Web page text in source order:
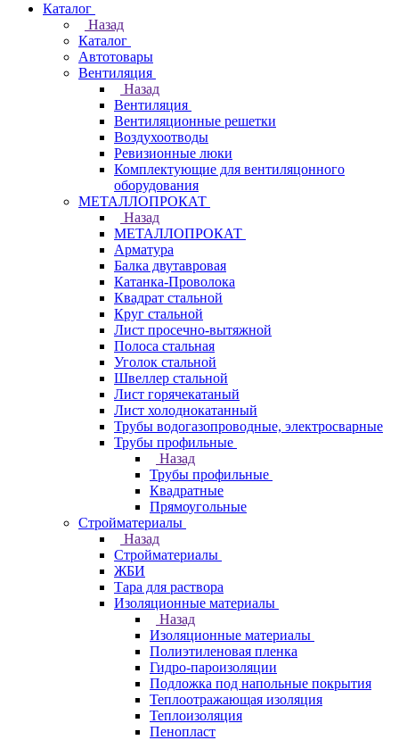
Каталог
Назад
Каталог
Автотовары
Вентиляция
Назад
Вентиляция
Вентиляционные решетки
Воздухоотводы
Ревизионные люки
Комплектующие для вентиляцонного
оборудования
МЕТАЛЛОПРОКАТ
Назад
МЕТАЛЛОПРОКАТ
Арматура
Балка двутавровая
Катанка-Проволока
Квадрат стальной
Круг стальной
Лист просечно-вытяжной
Полоса стальная
Уголок стальной
Швеллер стальной
Лист горячекатаный
Лист холоднокатанный
Трубы водогазопроводные, электросварные
Трубы профильные
Назад
Трубы профильные
Квадратные
Прямоугольные
Стройматериалы
Назад
Стройматериалы
ЖБИ
Тара для раствора
Изоляционные материалы
Назад
Изоляционные материалы
Полиэтиленовая пленка
Гидро-пароизоляции
Подложка под напольные покрытия
Теплоотражающая изоляция
Теплоизоляция
Пенопласт